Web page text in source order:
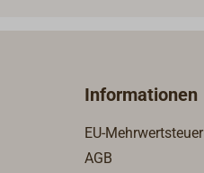
ein Barometer
Informationen
EU-Mehrwertsteuer
AGB